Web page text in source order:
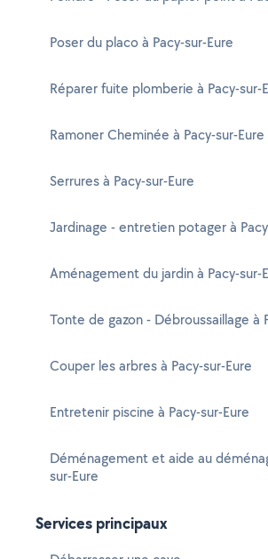
Poser du placo à Pacy-sur-Eure
Réparer fuite plomberie à Pacy-sur-
Ramoner Cheminée à Pacy-sur-Eure
Serrures à Pacy-sur-Eure
Jardinage - entretien potager à
Aménagement du jardin à Pacy-sur-
Tonte de gazon - Débroussaillage à
Couper les arbres à Pacy-sur-Eure
Entretenir piscine à Pacy-sur-Eure
Déménagement et aide au
sur-Eure
Services principaux